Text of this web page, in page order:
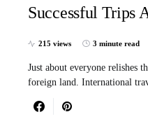
Successful Trips
215 views 3 minute read
Just about everyone relishes
foreign land. International